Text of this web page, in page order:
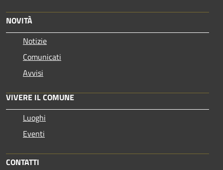
NOVITÀ
Notizie
Comunicati
Avvisi
VIVERE IL COMUNE
Luoghi
Eventi
CONTATTI